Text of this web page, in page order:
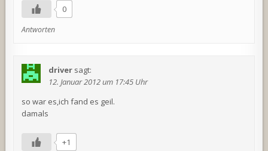
0
Antworten
driver sagt:
12. Januar 2012 um 17:45 Uhr
so war es,ich fand es geil.
damals
+1